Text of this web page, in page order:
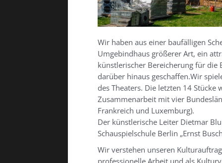
Wir haben aus einer baufälligen
Umgebindhaus größerer Art, ein
künstlerischer Bereicherung für die
darüber hinaus geschaffen.Wir
des Theaters. Die letzten 14
Zusammenarbeit mit vier
Frankreich und Luxemburg).
Der künstlerische Leiter Dietmar
Schauspielschule Berlin „Ernst
Wir verstehen unseren
professionelle Arbeit und als